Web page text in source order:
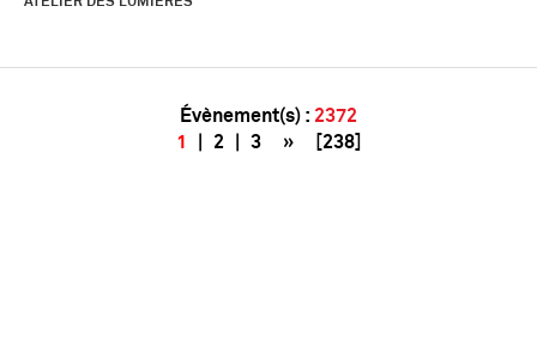
Évènement(s) : 2372
1
2| 3 » [238]